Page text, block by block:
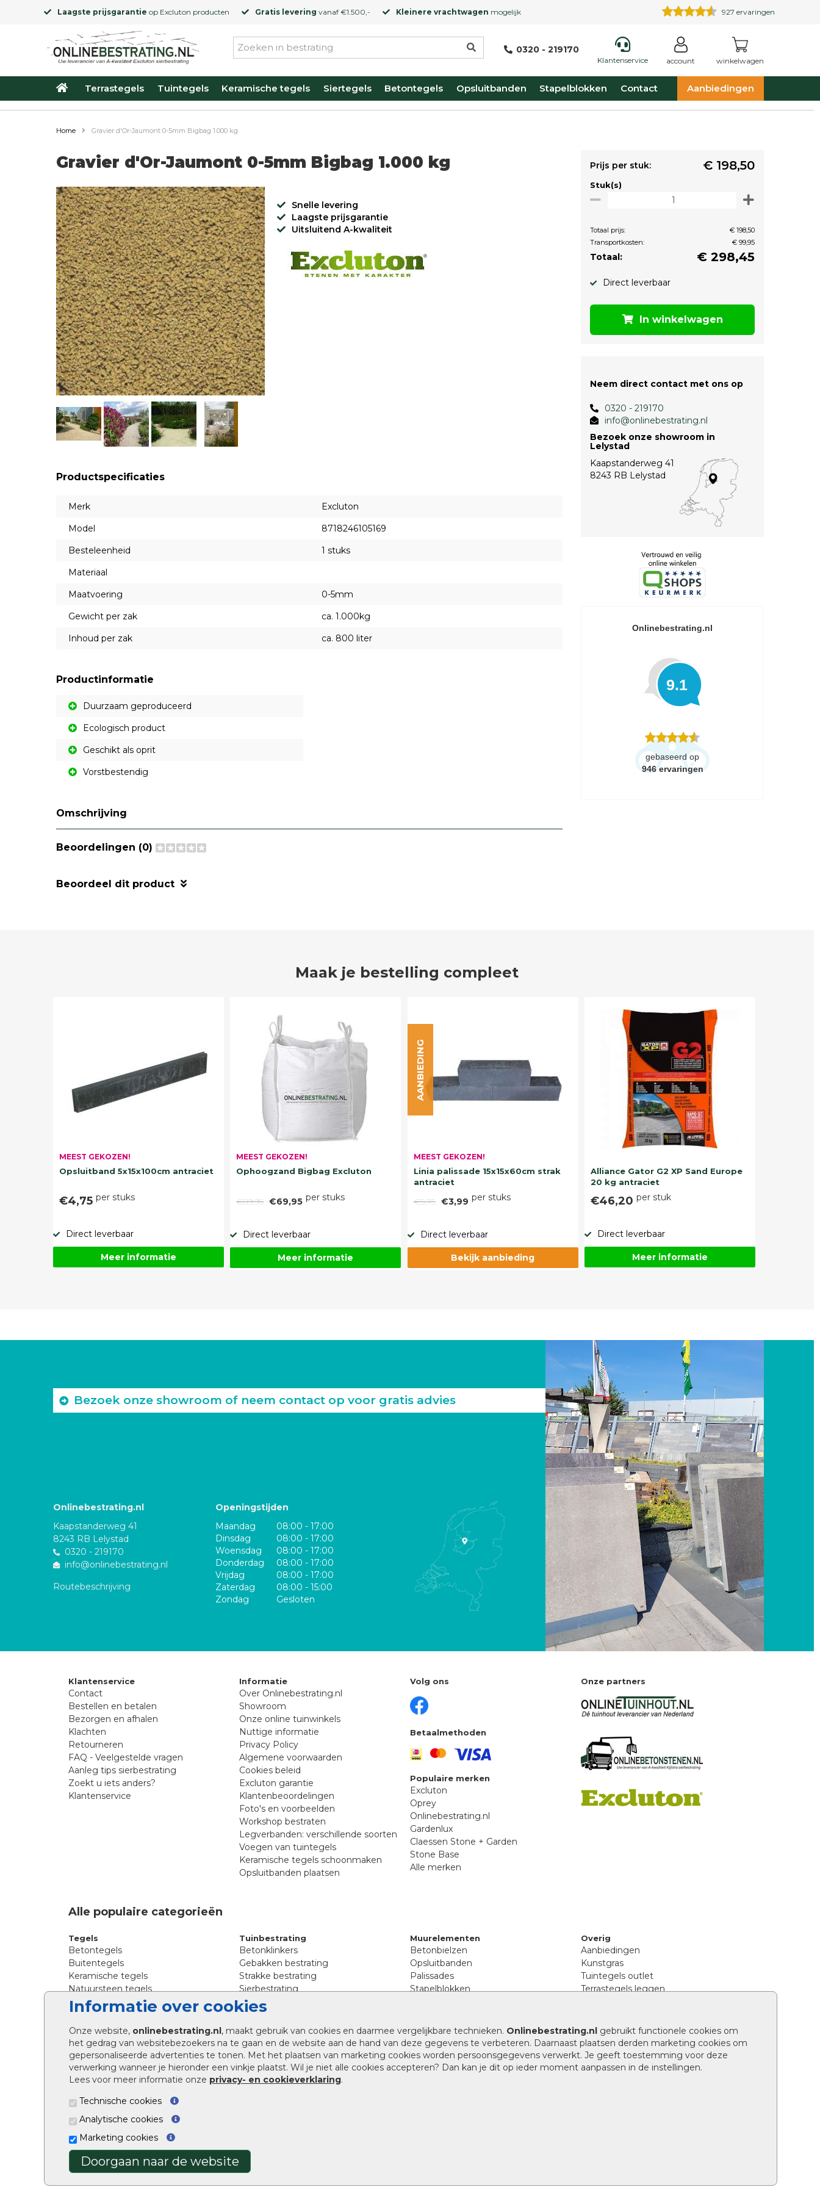
Laagste prijsgarantie op Excluton producten Gratis levering vanaf €1.500,- Kleinere vrachtwagen mogelijk 927 ervaringen
0320 - 219170
Klantenservice account winkelwagen
Terrastegels Tuintegels Keramische tegels Siertegels Betontegels Opsluitbanden Stapelblokken Contact Aanbiedingen
Informatie over cookies
Onze website, onlinebestrating.nl, maakt gebruik van cookies en daarmee vergelijkbare technieken. Onlinebestrating.nl gebruikt functionele cookies om
het gedrag van websitebezoekers na te gaan en de website aan de hand van deze gegevens te verbeteren. Daarnaast plaatsen derden marketing cookies om
gepersonaliseerde advertenties te tonen. Met het plaatsen van marketing cookies worden persoonsgegevens verwerkt. Je geeft toestemming voor deze
verwerking wanneer je hieronder een vinkje plaatst. Wil je niet alle cookies accepteren? Dan kan je dit op ieder moment aanpassen in de instellingen.
Lees voor meer informatie onze privacy- en cookieverklaring.
Technische cookies
Analytische cookies
Marketing cookies
Doorgaan naar de website
Home Gravier d'Or-Jaumont 0-5mm Bigbag 1.000 kg
Gravier d'Or-Jaumont 0-5mm Bigbag 1.000 kg
Snelle levering
Laagste prijsgarantie
Uitsluitend A-kwaliteit
Productspecificaties
Merk
Excluton
Model
8718246105169
Besteleenheid
1 stuks
Materiaal
Maatvoering
0-5mm
Gewicht per zak
ca. 1.000kg
Inhoud per zak
ca. 800 liter
Productinformatie
Duurzaam geproduceerd
Ecologisch product
Geschikt als oprit
Vorstbestendig
Omschrijving
Beoordelingen (0)
Beoordeel dit product
Prijs per stuk: € 198,50
Stuk(s)
Totaal prijs:
€ 198,50
Transportkosten:
€ 99,95
Totaal: € 298,45
Direct leverbaar
In winkelwagen
Neem direct contact met ons op
0320 - 219170
info@onlinebestrating.nl
Bezoek onze showroom in
Lelystad
Kaapstanderweg 41
8243 RB Lelystad
Onlinebestrating.nl
9.1
gebaseerd op
946 ervaringen
Maak je bestelling compleet
MEEST GEKOZEN!
Opsluitband 5x15x100cm antraciet
€4,75 per stuks
Direct leverbaar
Meer informatie
MEEST GEKOZEN!
Ophoogzand Bigbag Excluton
€89,95 €69,95 per stuks
Direct leverbaar
Meer informatie
MEEST GEKOZEN!
Linia palissade 15x15x60cm strak
antraciet
€5,75 €3,99 per stuks
AANBIEDING
Direct leverbaar
Bekijk aanbieding
Alliance Gator G2 XP Sand Europe
20 kg antraciet
€46,20 per stuk
Direct leverbaar
Meer informatie
Bezoek onze showroom of neem contact op voor gratis advies
Onlinebestrating.nl
Kaapstanderweg 41
8243 RB Lelystad
0320 - 219170
info@onlinebestrating.nl
Routebeschrijving
Openingstijden
Maandag
08:00 - 17:00
Dinsdag
08:00 - 17:00
Woensdag
08:00 - 17:00
Donderdag
08:00 - 17:00
Vrijdag
08:00 - 17:00
Zaterdag
08:00 - 15:00
Zondag
Gesloten
Klantenservice
Contact
Bestellen en betalen
Bezorgen en afhalen
Klachten
Retourneren
FAQ - Veelgestelde vragen
Aanleg tips sierbestrating
Zoekt u iets anders?
Klantenservice
Informatie
Over Onlinebestrating.nl
Showroom
Onze online tuinwinkels
Nuttige informatie
Privacy Policy
Algemene voorwaarden
Cookies beleid
Excluton garantie
Klantenbeoordelingen
Foto's en voorbeelden
Workshop bestraten
Legverbanden: verschillende soorten
Voegen van tuintegels
Keramische tegels schoonmaken
Opsluitbanden plaatsen
Volg ons
Betaalmethoden
Populaire merken
Excluton
Oprey
Onlinebestrating.nl
Gardenlux
Claessen Stone + Garden
Stone Base
Alle merken
Onze partners
Alle populaire categorieën
Tegels
Betontegels
Buitentegels
Keramische tegels
Natuursteen tegels
Siertegels
Stoeptegels
Straattegels
Terrastegels
Tuintegels
Tuinbestrating
Betonklinkers
Gebakken bestrating
Strakke bestrating
Sierbestrating
Straatklinkers
Straatstenen
Trommelstenen
Tuinstenen
Waalformaat
Wildverband bestrating
Kingstones
Muurelementen
Betonbielzen
Opsluitbanden
Palissades
Stapelblokken
Afwatering en diversen
Beplantings en betonelementen
Split, grind en zand
Oprit tegels
Overig
Aanbiedingen
Kunstgras
Tuintegels outlet
Terrastegels leggen
Legpatronen betonstenen
Hoe betonstenen onderhouden
Aanlegtips voor betonstenen
Verschil betontegels en keramische
Onlinebestrating.nl ©2026